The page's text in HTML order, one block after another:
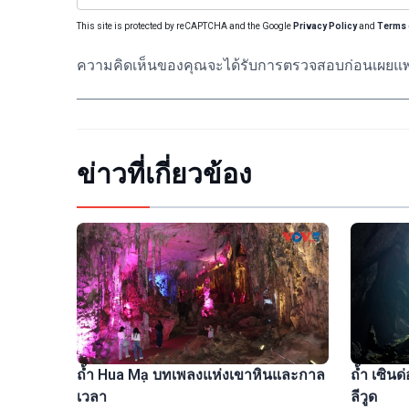
This site is protected by reCAPTCHA and the Google Privacy Policyand Terms
ความคิดเห็นของคุณจะได้รับการตรวจสอบก่อนเผยแ
ข่าวที่เกี่ยวข้อง
ถ้ำ Hua Mạ บทเพลงแห่งเขาหินและกาล
เวลา
ถ้ำ เซิน
ลีวูด